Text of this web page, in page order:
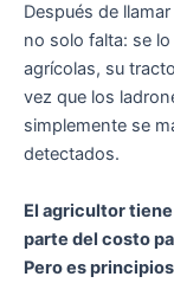
Después de
no solo falta: se
agrícolas, su
vez que los
simplemente se
detectados.
El agricultor
parte del costo
Pero es